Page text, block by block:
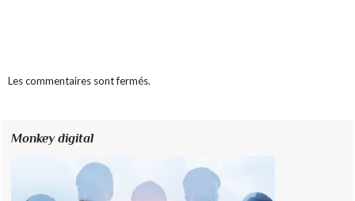
Les commentaires sont fermés.
Monkey digital